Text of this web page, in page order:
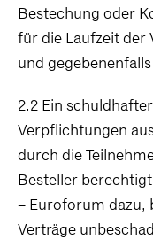
Bestechung oder
für die Laufzeit der
und
2.2 Ein
Verpflichtungen
durch die
Besteller
– Euroforum dazu,
Verträge